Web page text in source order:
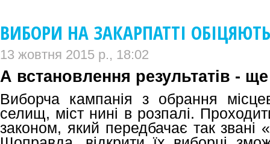
ВИБОРИ НА ЗАКАРПАТТІ
13 жовтня 2015 р., 18:02
А встановлення результатів -
Виборча кампанія з обрання
селищ, міст нині в розпалі.
законом, який передбачає так звані